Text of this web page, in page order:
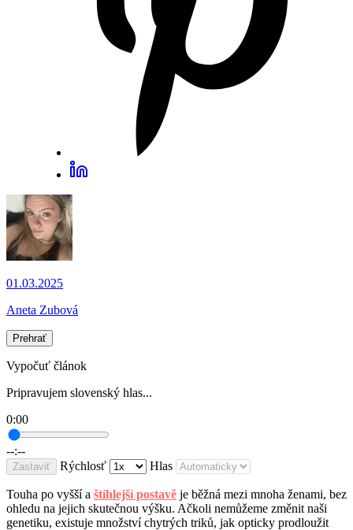
01.03.2025
Aneta Zubová
Prehrať
Vypočuť článok
Pripravujem slovenský hlas...
0:00
--:--
Zastaviť Rýchlosť Hlas
Touha po vyšší a štíhlejší postavě je běžná mezi mnoha ženami, bez
ohledu na jejich skutečnou výšku. Ačkoli nemůžeme změnit naši
genetiku, existuje množství chytrých triků, jak opticky prodloužit